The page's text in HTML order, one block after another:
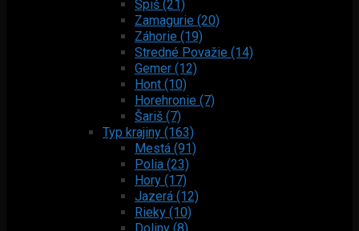
Spiš (21)
Zamagurie (20)
Záhorie (19)
Stredné Považie (14)
Gemer (12)
Hont (10)
Horehronie (7)
Šariš (7)
Typ krajiny (163)
Mestá (91)
Polia (23)
Hory (17)
Jazerá (12)
Rieky (10)